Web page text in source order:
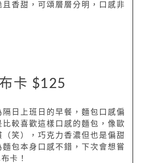
且香甜，可頌層層分明，口感非
卡 $125
隔日上班日的早餐，麵包口感偏
比較喜歡這樣口感的麵包，像歐
（笑），巧克力香濃但也是偏甜
麵包本身口感不錯，下次會想嘗
卡！